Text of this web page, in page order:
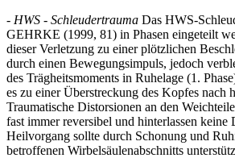
- HWS - Schleudertrauma Das HWS-
GEHRKE (1999, 81) in Phasen eingeteilt
dieser Verletzung zu einer plötzlichen
durch einen Bewegungsimpuls, jedoch
des Trägheitsmoments in Ruhelage (1.
es zu einer Überstreckung des Kopfes nach
Traumatische Distorsionen an den
fast immer reversibel und hinterlassen keine
Heilvorgang sollte durch Schonung und
betroffenen Wirbelsäulenabschnitts